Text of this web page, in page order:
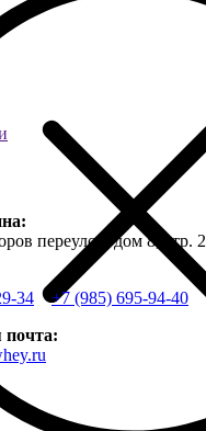
переулок, дом 8, стр. 2
34
+7 (985) 695-94-40
почта: